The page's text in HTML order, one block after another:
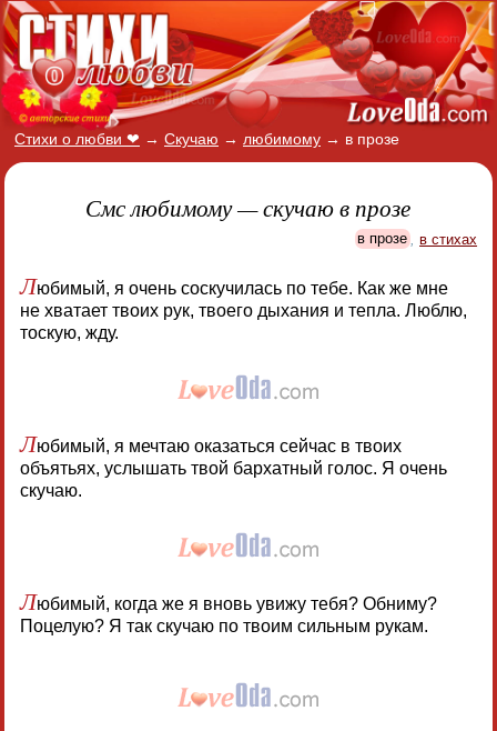
Стихи о любви ❤ → Скучаю → любимому → в прозе
Смс любимому — скучаю в прозе
в прозе в стихах
Любимый, я очень соскучилась по тебе. Как же мне
не хватает твоих рук, твоего дыхания и тепла. Люблю,
тоскую, жду.
Любимый, я мечтаю оказаться сейчас в твоих
объятьях, услышать твой бархатный голос. Я очень
скучаю.
Любимый, когда же я вновь увижу тебя? Обниму?
Поцелую? Я так скучаю по твоим сильным рукам.